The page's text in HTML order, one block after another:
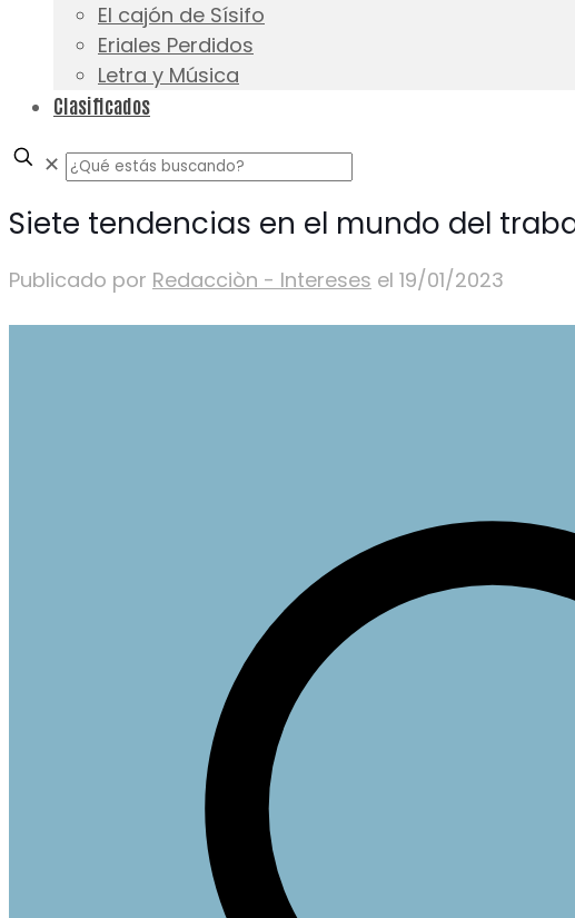
El cajón de Sísifo
Eriales Perdidos
Letra y Música
Clasificados
✕
Siete tendencias en el mundo del
Publicado por Redacciòn - Intereses el 19/01/2023